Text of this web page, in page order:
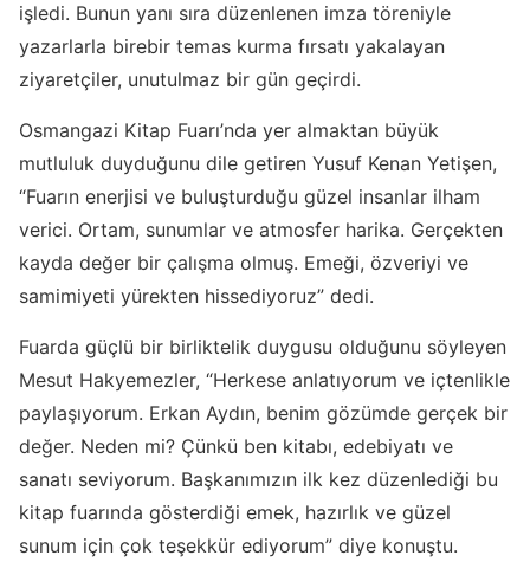
işledi. Bunun yanı sıra düzenlenen imza töreniyle
yazarlarla birebir temas kurma fırsatı yakalayan
ziyaretçiler, unutulmaz bir gün geçirdi.
Osmangazi Kitap Fuarı’nda yer almaktan büyük
mutluluk duyduğunu dile getiren Yusuf Kenan Yetişen,
“Fuarın enerjisi ve buluşturduğu güzel insanlar ilham
verici. Ortam, sunumlar ve atmosfer harika. Gerçekten
kayda değer bir çalışma olmuş. Emeği, özveriyi ve
samimiyeti yürekten hissediyoruz” dedi.
Fuarda güçlü bir birliktelik duygusu olduğunu söyleyen
Mesut Hakyemezler, “Herkese anlatıyorum ve içtenlikle
paylaşıyorum. Erkan Aydın, benim gözümde gerçek bir
değer. Neden mi? Çünkü ben kitabı, edebiyatı ve
sanatı seviyorum. Başkanımızın ilk kez düzenlediği bu
kitap fuarında gösterdiği emek, hazırlık ve güzel
sunum için çok teşekkür ediyorum” diye konuştu.